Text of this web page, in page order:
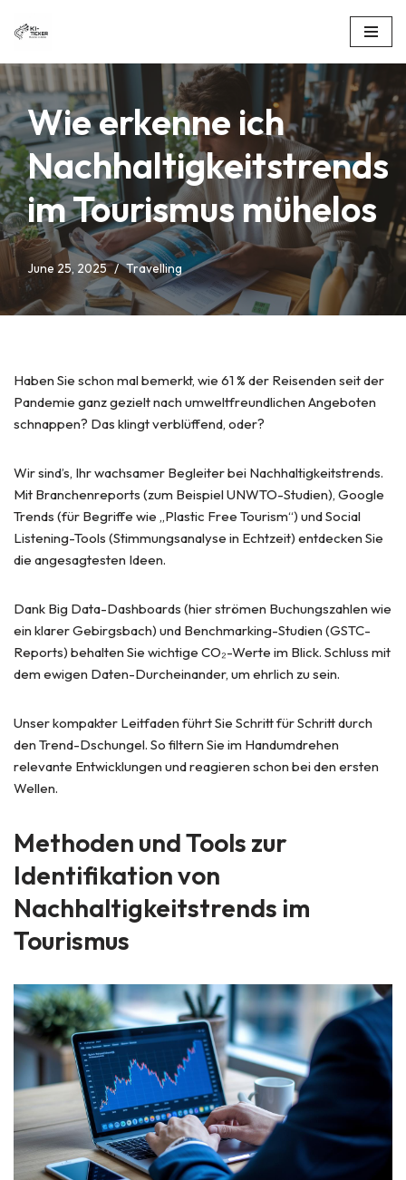
to
content
Wie erkenne ich
Nachhaltigkeitstrends
im Tourismus mühelos
June 25, 2025 Travelling
Haben Sie schon mal bemerkt, wie 61 % der Reisenden seit der
Pandemie ganz gezielt nach umweltfreundlichen Angeboten
schnappen? Das klingt verblüffend, oder?
Wir sind’s, Ihr wachsamer Begleiter bei Nachhaltigkeitstrends.
Mit Branchenreports (zum Beispiel UNWTO-Studien), Google
Trends (für Begriffe wie „Plastic Free Tourism“) und Social
Listening-Tools (Stimmungsanalyse in Echtzeit) entdecken Sie
die angesagtesten Ideen.
Dank Big Data-Dashboards (hier strömen Buchungszahlen wie
ein klarer Gebirgsbach) und Benchmarking-Studien (GSTC-
Reports) behalten Sie wichtige CO₂-Werte im Blick. Schluss mit
dem ewigen Daten-Durcheinander, um ehrlich zu sein.
Unser kompakter Leitfaden führt Sie Schritt für Schritt durch
den Trend-Dschungel. So filtern Sie im Handumdrehen
relevante Entwicklungen und reagieren schon bei den ersten
Wellen.
Methoden und Tools zur
Identifikation von
Nachhaltigkeitstrends im
Tourismus